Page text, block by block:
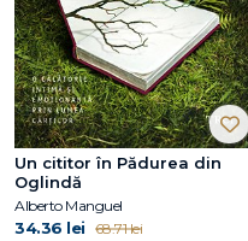
Un cititor în Pădurea din
Oglindă
Alberto Manguel
34.36 lei 68.71 lei